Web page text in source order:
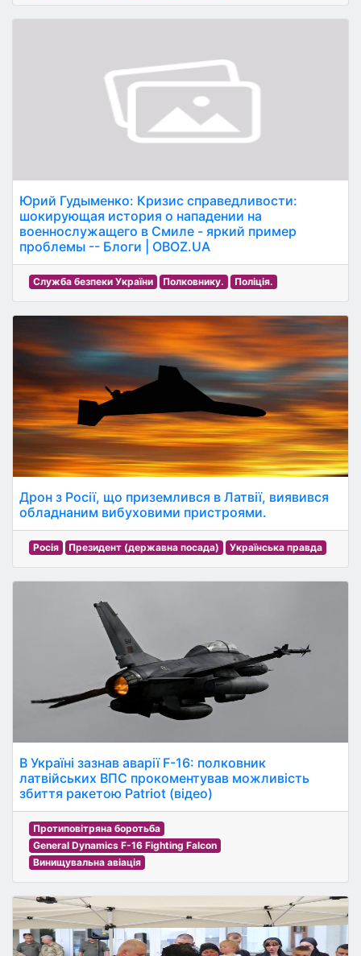
Юрий Гудыменко: Кризис справедливости:
шокирующая история о нападении на
военнослужащего в Смиле - яркий пример
проблемы -- Блоги | OBOZ.UA
Служба безпеки України Полковнику. Поліція.
Дрон з Росії, що приземлився в Латвії, виявився
обладнаним вибуховими пристроями.
Росія Президент (державна посада) Українська правда
В Україні зазнав аварії F-16: полковник
латвійських ВПС прокоментував можливість
збиття ракетою Patriot (відео)
Протиповітряна боротьба
General Dynamics F-16 Fighting Falcon
Винищувальна авіація